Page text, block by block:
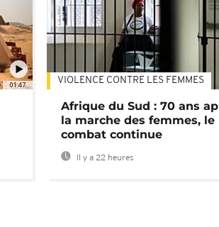
01:47 VIOLENCE CONTRE LES FEMMES
Afrique du Sud : 70 ans
la marche des femmes, le
combat continue
Il y a 22 heures